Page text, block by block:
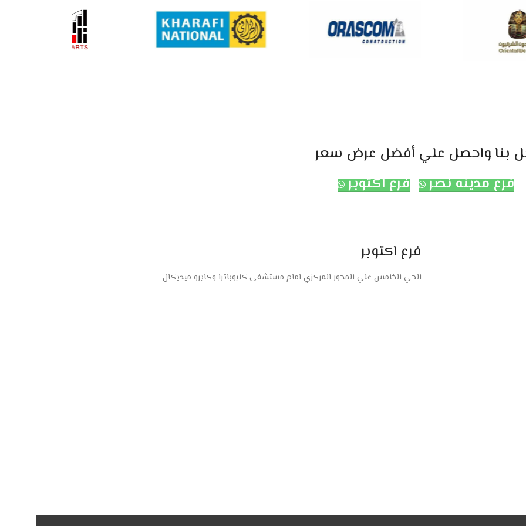
بنا واحصل علي أفضل عرض سعر
فرع مدينه نصر
فرع اكتوبر
فرع اكتوبر
الحي الخامس علي المحور المركزي امام مستشفى كليوباترا وكايرو ميديكال